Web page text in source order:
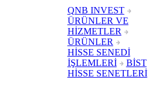
QNB INVEST
ÜRÜNLER VE
HİZMETLER
ÜRÜNLER
HİSSE SENEDİ
İŞLEMLERİ
BİST
HİSSE SENETLERİ